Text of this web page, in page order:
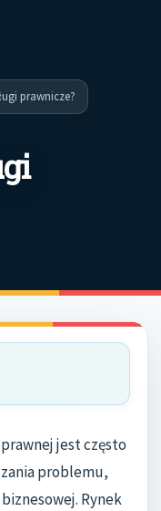
prawnicze?
jest często
problemu,
Rynek